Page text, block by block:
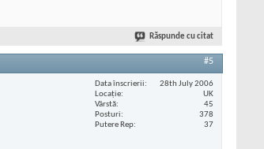
Răspunde cu citat
#5
Data înscrierii
28th July 2006
Locaţie
UK
Vârstă
45
Posturi
378
Putere Rep
37